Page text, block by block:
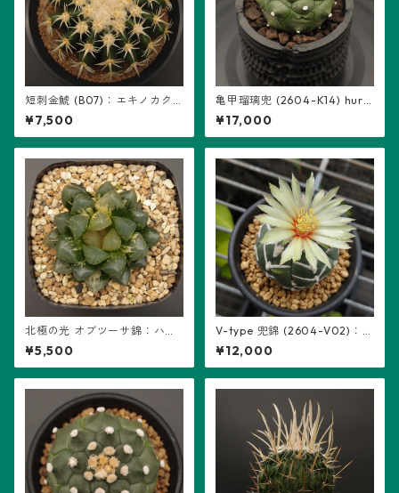
短刺金鯱 (B07)：エキノカク
タス属 ※実生
¥7,500
亀甲瑠璃兜 (2604-K14) hure
som鉢入り：アストロフィツ
ム属 ※実生
¥17,000
北極の光 オブツーサ錦：ハオ
ルチア属 (B01)
¥5,500
V-type 兜錦 (2604-V02)：
アストロフィツム属 ※実生
¥12,000